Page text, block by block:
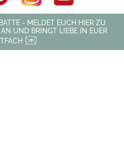
- MELDET EUCH HIER ZU
UND BRINGT LIEBE IN EUER